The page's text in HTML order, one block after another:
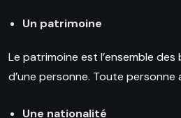
Un patrimoine
Le patrimoine est l’ensemble
d’une personne. Toute personne
Une nationalité